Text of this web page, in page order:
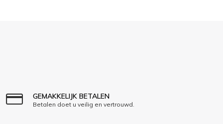
GEMAKKELIJK BETALEN
Betalen doet u veilig en vertrouwd.